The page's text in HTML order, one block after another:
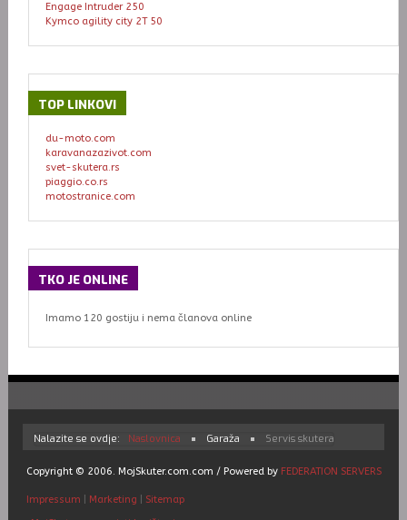
Engage Intruder 250
Kymco agility city 2T 50
TOP LINKOVI
du-moto.com
karavanazazivot.com
svet-skutera.rs
piaggio.co.rs
motostranice.com
TKO JE ONLINE
Imamo 120 gostiju i nema članova online
Nalazite se ovdje: Naslovnica Garaža Servis skutera
Copyright © 2006. MojSkuter.com.com / Powered by FEDERATION SERVERS
Impressum Marketing
Sitemap